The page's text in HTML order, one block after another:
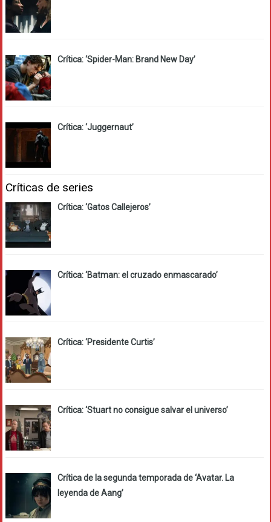
Crítica: ‘Spider-Man: Brand New Day’
Crítica: ‘Juggernaut’
Críticas de series
Crítica: ‘Gatos Callejeros’
Crítica: ‘Batman: el cruzado enmascarado’
Crítica: ‘Presidente Curtis’
Crítica: ‘Stuart no consigue salvar el universo’
Crítica de la segunda temporada de ‘Avatar. La
leyenda de Aang’